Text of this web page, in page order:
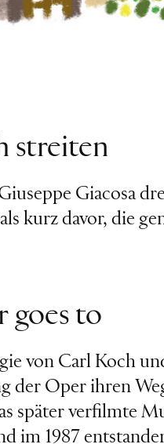
streiten
Giacosa
kurz davor, die
goes to
von Carl Koch
der Oper ihren
später verfilmte
im 1987